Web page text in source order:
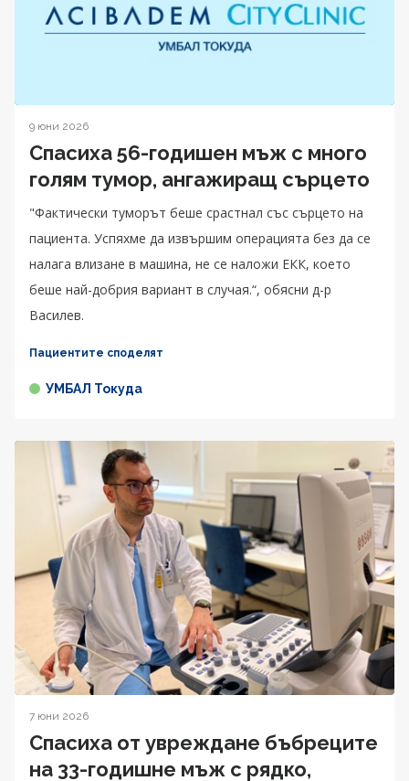
9 юни 2026
Спасиха 56-годишен мъж с много
голям тумор, ангажиращ сърцето
"Фактически туморът беше срастнал със сърцето на
пациента. Успяхме да извършим операцията без да се
налага влизане в машина, не се наложи ЕКК, което
беше най-добрия вариант в случая.“, обясни д-р
Василев.
Пациентите споделят
УМБАЛ Токуда
7 юни 2026
Спасиха от увреждане бъбреците
на 33-годишне мъж с рядко,